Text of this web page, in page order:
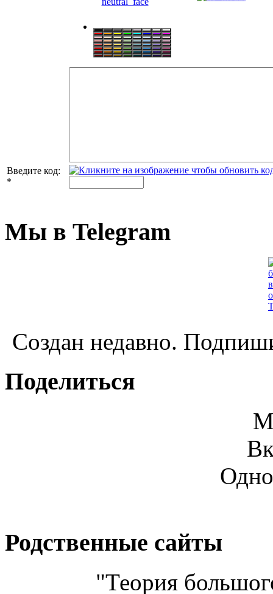
Введите код:
*
Мы в Telegram
Создан недавно.
Поделиться
Родственные сайты
"Теория